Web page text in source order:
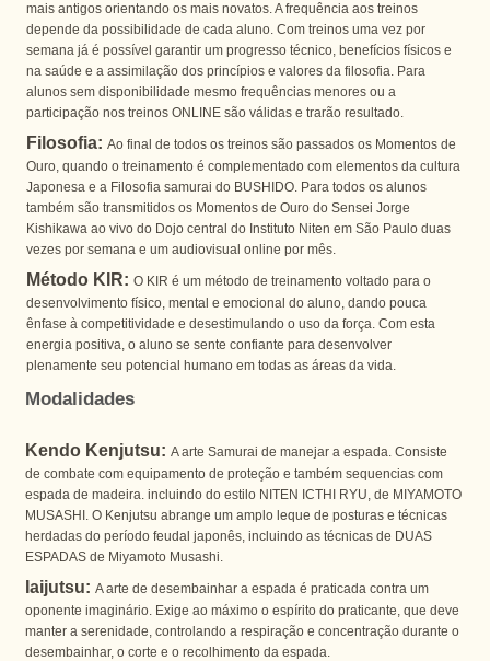
mais antigos orientando os mais novatos. A frequência aos treinos
depende da possibilidade de cada aluno. Com treinos uma vez por
semana já é possível garantir um progresso técnico, benefícios físicos e
na saúde e a assimilação dos princípios e valores da filosofia. Para
alunos sem disponibilidade mesmo frequências menores ou a
participação nos treinos ONLINE são válidas e trarão resultado.
Filosofia: Ao final de todos os treinos são passados os Momentos de
Ouro, quando o treinamento é complementado com elementos da cultura
Japonesa e a Filosofia samurai do BUSHIDO. Para todos os alunos
também são transmitidos os Momentos de Ouro do Sensei Jorge
Kishikawa ao vivo do Dojo central do Instituto Niten em São Paulo duas
vezes por semana e um audiovisual online por mês.
Método KIR: O KIR é um método de treinamento voltado para o
desenvolvimento físico, mental e emocional do aluno, dando pouca
ênfase à competitividade e desestimulando o uso da força. Com esta
energia positiva, o aluno se sente confiante para desenvolver
plenamente seu potencial humano em todas as áreas da vida.
Modalidades
Kendo Kenjutsu: A arte Samurai de manejar a espada. Consiste
de combate com equipamento de proteção e também sequencias com
espada de madeira. incluindo do estilo NITEN ICTHI RYU, de MIYAMOTO
MUSASHI. O Kenjutsu abrange um amplo leque de posturas e técnicas
herdadas do período feudal japonês, incluindo as técnicas de DUAS
ESPADAS de Miyamoto Musashi.
Iaijutsu: A arte de desembainhar a espada é praticada contra um
oponente imaginário. Exige ao máximo o espírito do praticante, que deve
manter a serenidade, controlando a respiração e concentração durante o
desembainhar, o corte e o recolhimento da espada.